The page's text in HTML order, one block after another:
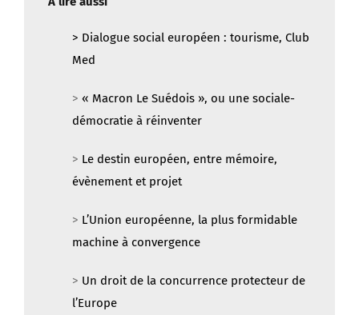
Med
démocratie à réinventer
évènement et projet
machine à convergence
l’Europe